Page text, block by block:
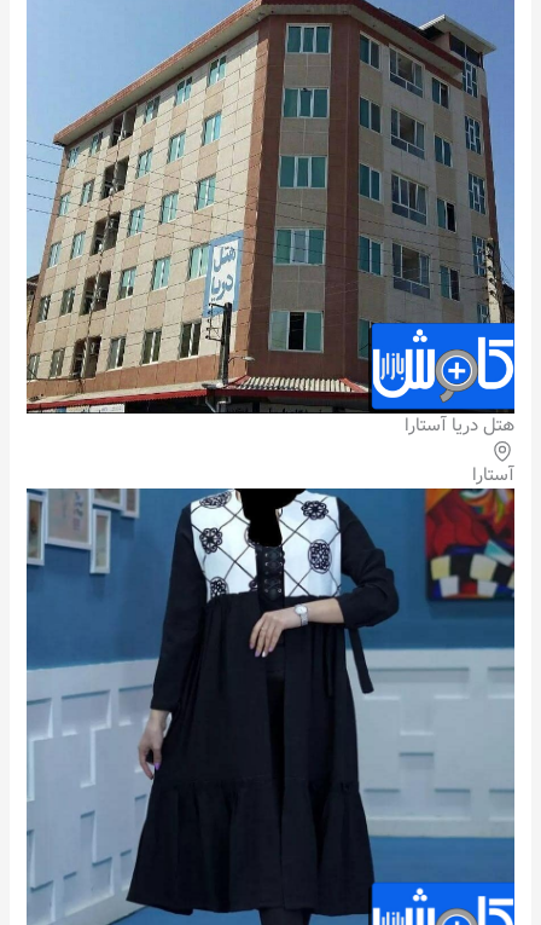
هتل دریا آستارا
آستارا